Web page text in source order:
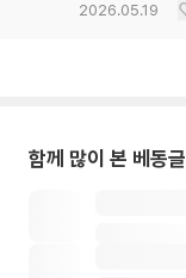
2026.05.19
함께 많이 본 베동글